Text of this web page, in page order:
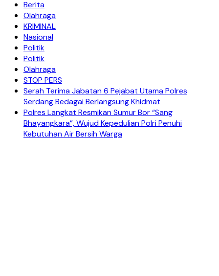
Berita
Olahraga
KRIMINAL
Nasional
Politik
Politik
Olahraga
STOP PERS
Serah Terima Jabatan 6 Pejabat Utama Polres
Serdang Bedagai Berlangsung Khidmat
Polres Langkat Resmikan Sumur Bor “Sang
Bhayangkara”, Wujud Kepedulian Polri Penuhi
Kebutuhan Air Bersih Warga